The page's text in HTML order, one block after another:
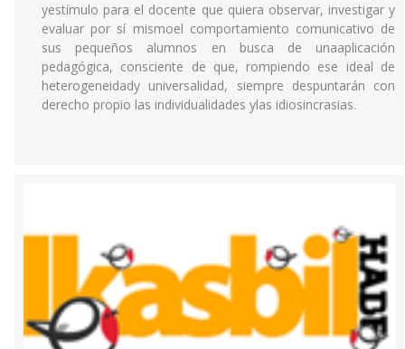
yestímulo para el docente que quiera observar, investigar y
evaluar por sí mismoel comportamiento comunicativo de
sus pequeños alumnos en busca de unaaplicación
pedagógica, consciente de que, rompiendo ese ideal de
heterogeneidady universalidad, siempre despuntarán con
derecho propio las individualidades ylas idiosincrasias.